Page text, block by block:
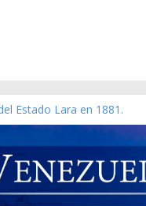
Estado Lara en 1881.
de marzo de 2006 N°